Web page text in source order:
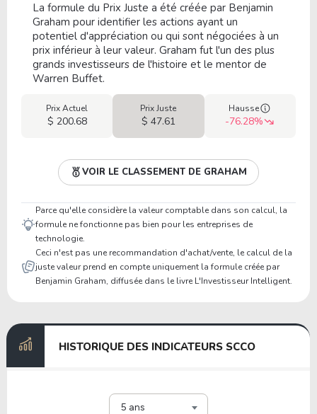
La formule du Prix Juste a été créée par Benjamin
Graham pour identifier les actions ayant un
potentiel d'appréciation ou qui sont négociées à un
prix inférieur à leur valeur. Graham fut l'un des plus
grands investisseurs de l'histoire et le mentor de
Warren Buffet.
Prix Actuel
$ 200.68
Prix Juste
$ 47.61
Hausse
-76.28%
VOIR LE CLASSEMENT DE GRAHAM
Parce qu'elle considère la valeur comptable dans son calcul, la
formule ne fonctionne pas bien pour les entreprises de
technologie.
Ceci n'est pas une recommandation d'achat/vente, le calcul de la
juste valeur prend en compte uniquement la formule créée par
Benjamin Graham, diffusée dans le livre L'Investisseur Intelligent.
HISTORIQUE DES INDICATEURS SCCO
5 ans